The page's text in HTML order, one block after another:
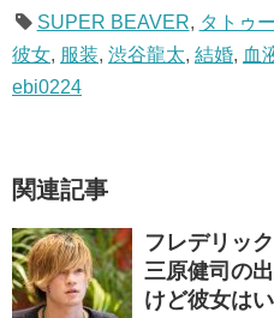
SUPER BEAVER, タトゥー
彼女, 服装, 渋谷龍太, 結婚, 血
ebi0224
関連記事
フレデリッ
三原健司の
けど彼女は